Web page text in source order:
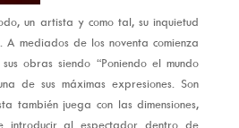
un artista y como tal, su inquietud
mediados de los noventa comienza
obras siendo “Poniendo el mundo
de sus máximas expresiones. Son
también juega con las dimensiones,
introducir al espectador dentro de